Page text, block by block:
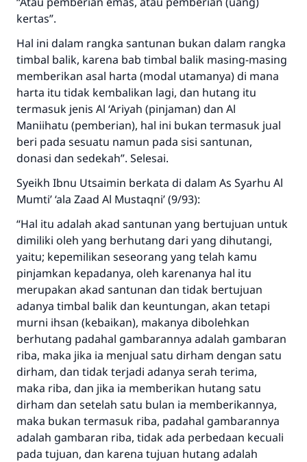
kertas”.
Hal ini dalam rangka santunan bukan dalam rangka
timbal balik, karena bab timbal balik masing-masing
memberikan asal harta (modal utamanya) di mana
harta itu tidak kembalikan lagi, dan hutang itu
termasuk jenis Al ‘Ariyah (pinjaman) dan Al
Maniihatu (pemberian), hal ini bukan termasuk jual
beri pada sesuatu namun pada sisi santunan,
donasi dan sedekah”. Selesai.
Syeikh Ibnu Utsaimin berkata di dalam As Syarhu Al
Mumti’ ‘ala Zaad Al Mustaqni’ (9/93):
“Hal itu adalah akad santunan yang bertujuan untuk
dimiliki oleh yang berhutang dari yang dihutangi,
yaitu; kepemilikan seseorang yang telah kamu
pinjamkan kepadanya, oleh karenanya hal itu
merupakan akad santunan dan tidak bertujuan
adanya timbal balik dan keuntungan, akan tetapi
murni ihsan (kebaikan), makanya dibolehkan
berhutang padahal gambarannya adalah gambaran
riba, maka jika ia menjual satu dirham dengan satu
dirham, dan tidak terjadi adanya serah terima,
maka riba, dan jika ia memberikan hutang satu
dirham dan setelah satu bulan ia memberikannya,
maka bukan termasuk riba, padahal gambarannya
adalah gambaran riba, tidak ada perbedaan kecuali
pada tujuan, dan karena tujuan hutang adalah
Saham